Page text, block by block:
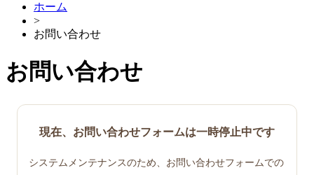
ホーム
>
お問い合わせ
お問い合わせ
現在、お問い合わせフォームは一時停止中です
システムメンテナンスのため、お問い合わせフォームでの